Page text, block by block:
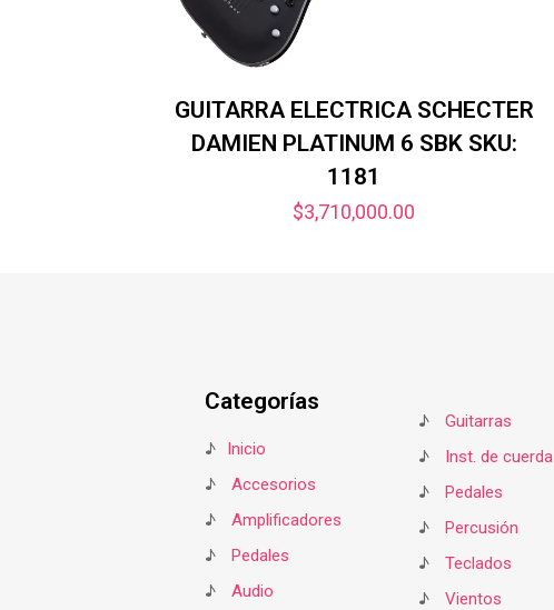
GUITARRA ELECTRICA SCHECTER
DAMIEN PLATINUM 6 SBK SKU:
1181
$3,710,000.00
Categorías
♪
Inicio
♪
Accesorios
♪
Amplificadores
♪
Pedales
♪
Audio
♪
Guitarras
♪
Inst. de cuerda
♪
Pedales
♪
Percusión
♪
Teclados
♪
Vientos